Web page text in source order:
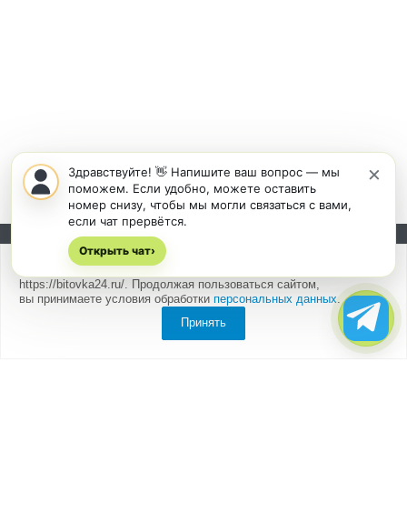
Подписывайтесь на новости и акции:
используем cookiesдля быстрой и удобной работы сайта
https://bitovka24.ru/. Продолжая пользоваться сайтом,
вы принимаете условия обработки персональных данных.
Принять
×
Здравствуйте! 👋 Напишите ваш вопрос — мы
поможем. Если удобно, можете оставить
номер снизу, чтобы мы могли связаться с вами,
если чат прервётся.
Открыть чат›